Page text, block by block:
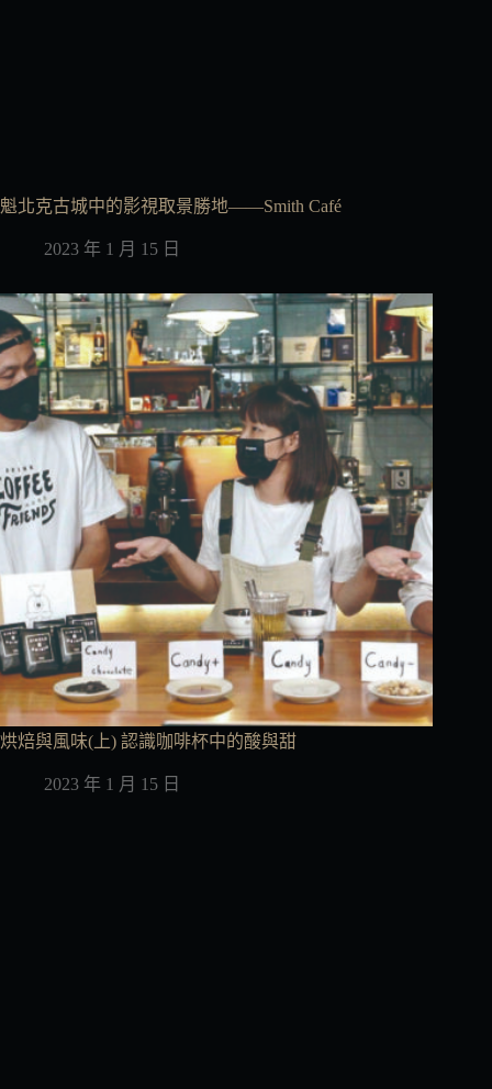
魁北克古城中的影視取景勝地——Smith Café
2023 年 1 月 15 日
烘焙與風味(上) 認識咖啡杯中的酸與甜
2023 年 1 月 15 日